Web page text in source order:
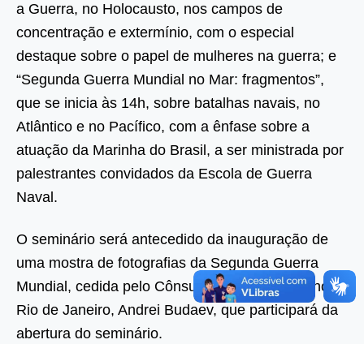
a Guerra, no Holocausto, nos campos de
concentração e extermínio, com o especial
destaque sobre o papel de mulheres na guerra; e
“Segunda Guerra Mundial no Mar: fragmentos”,
que se inicia às 14h, sobre batalhas navais, no
Atlântico e no Pacífico, com a ênfase sobre a
atuação da Marinha do Brasil, a ser ministrada por
palestrantes convidados da Escola de Guerra
Naval.
O seminário será antecedido da inauguração de
uma mostra de fotografias da Segunda Guerra
Mundial, cedida pelo Cônsul Geral da Rússia no
Rio de Janeiro, Andrei Budaev, que participará da
abertura do seminário.